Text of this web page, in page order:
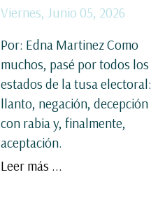
Viernes, Junio 05, 2026
Por: Edna Martinez Como
muchos, pasé por todos los
estados de la tusa electoral:
llanto, negación, decepción
con rabia y, finalmente,
aceptación.
Leer más ...